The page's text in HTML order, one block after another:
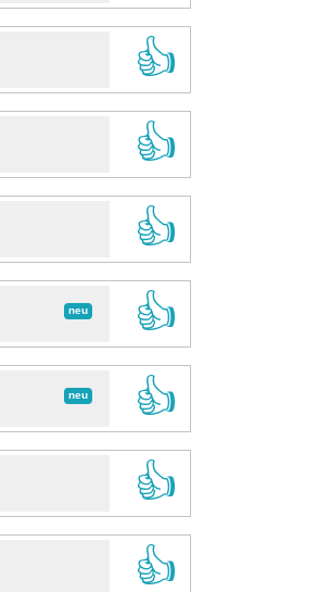
👍
👍
👍
neu
👍
neu
👍
👍
👍